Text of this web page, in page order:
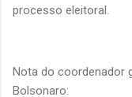
processo eleitoral.
Nota do coordenador
Bolsonaro: